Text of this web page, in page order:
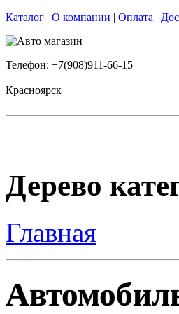
Каталог | О компании | Оплата |
Телефон: +7(908)911-66-15
Красноярск
Дерево
Главная